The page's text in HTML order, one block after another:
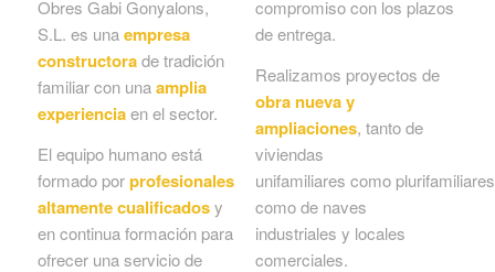
Obres Gabi Gonyalons,
S.L. es unaempresa
constructorade tradición
familiar con unaamplia
experienciaen el sector.
El equipo humano está
formado porprofesionales
altamente cualificadosy
en continua formación para
ofrecer una servicio de
compromiso con los plazos
de entrega.
Realizamos proyectos de
obra nueva y
ampliaciones, tanto de
viviendas
unifamiliares como
como de naves
industriales y locales
comerciales.